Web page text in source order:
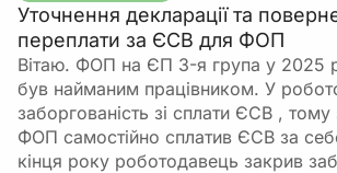
Уточнення декларації та
переплати за ЄСВ для ФОП
Вітаю. ФОП на ЄП 3-я група у 2025
був найманим працівником. У
заборгованість зі сплати ЄСВ ,
ФОП самостійно сплатив ЄСВ за
кінця року роботодавець закрив